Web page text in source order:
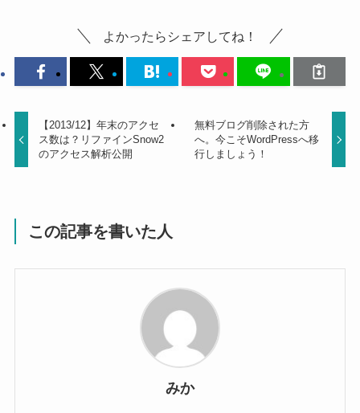
よかったらシェアしてね！
【2013/12】年末のアクセ
ス数は？リファインSnow2
のアクセス解析公開
無料ブログ削除された方
へ。今こそWordPressへ移
行しましょう！
この記事を書いた人
みか